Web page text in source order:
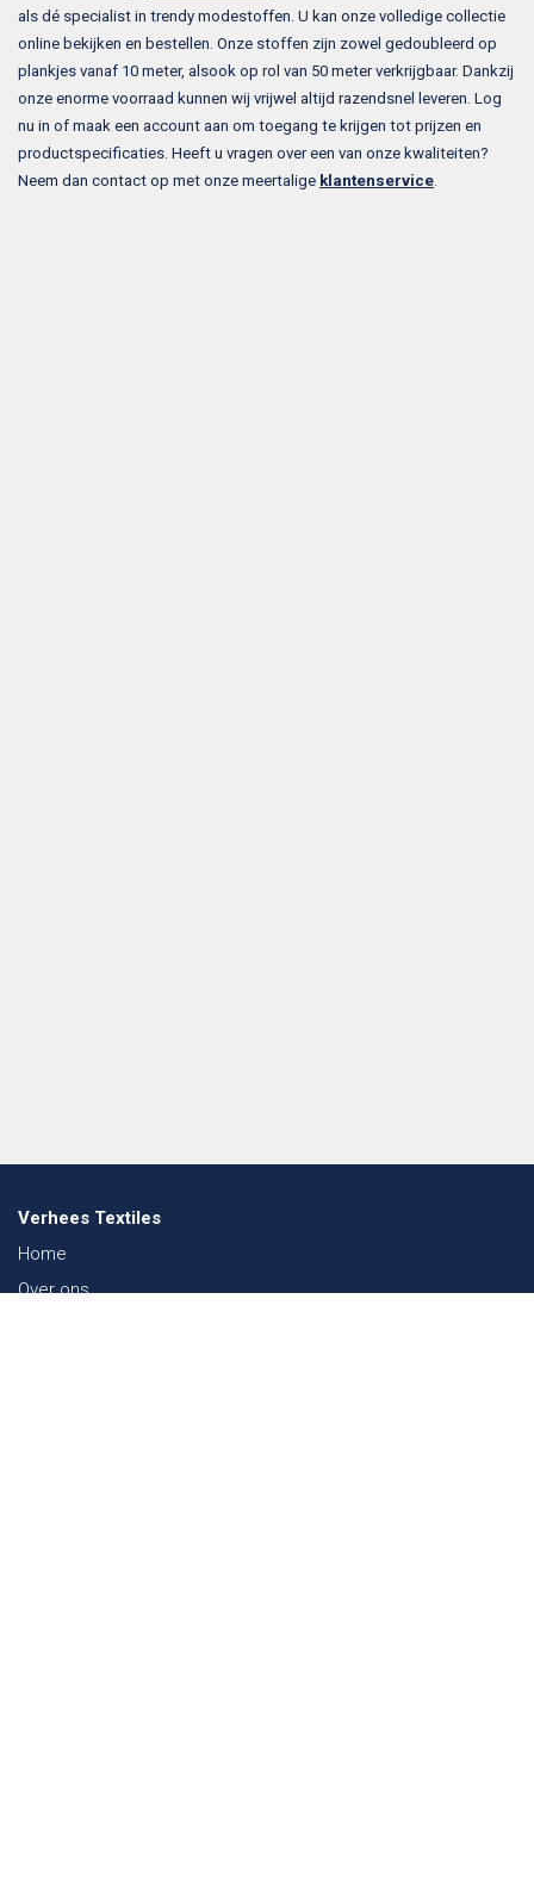
als dé specialist in trendy modestoffen. U kan onze volledige collectie
online bekijken en bestellen. Onze stoffen zijn zowel gedoubleerd op
plankjes vanaf 10 meter, alsook op rol van 50 meter verkrijgbaar. Dankzij
onze enorme voorraad kunnen wij vrijwel altijd razendsnel leveren. Log
nu in of maak een account aan om toegang te krijgen tot prijzen en
productspecificaties. Heeft u vragen over een van onze kwaliteiten?
Neem dan contact op met onze meertalige klantenservice.
Verhees Textiles
Home
Over ons